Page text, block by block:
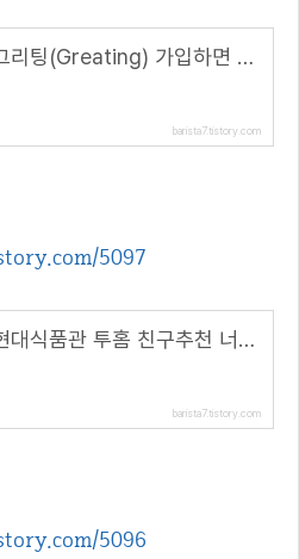
앱테크, 그리팅(Greating) 가입하면 인기상품 4종 990원( 추천 코드 : 0CU926RK )
barista7.tistory.com
5097
앱테크, 현대식품관 투홈 친구추천 너도나도 2000P 적립( 추천 코드 : winhunt )
barista7.tistory.com
5096